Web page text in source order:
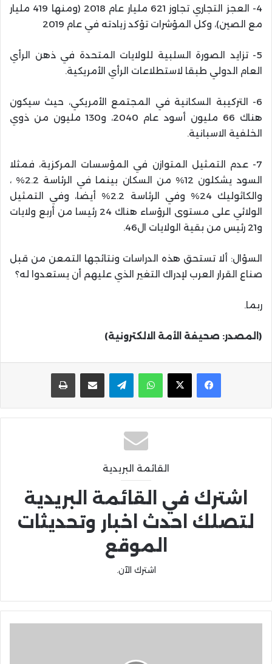
4- العجز التجاري تجاوز 621 مليار عام 2018 (ومنها 419 مليار
مع الصين)، وكل المؤشرات تؤكد زيادته في عام 2019
5- تزايد الصورة السلبية للولايات المتحدة في ذهن الرأي
العام الدولي طبقا لاستطلاعات الرأي الأمريكية.
6- التركيبة السكانية في المجتمع الأمريكي، حيث سيكون
هناك 66 مليون أسود عام 2040، و130 مليون من ذوي
الخلفية الاسبانية.
7- عدم التمثيل المتوازن في المؤسسات المركزية، فمثلا
السود يشكلون 12% من السكان بينما في الرئاسة 2.2% ،
والكاثوليك 24% وفي الرئاسة 2.2% أيضا، وفي التمثيل
الولائي على مستوى الرؤساء هناك 24 رئيسا من أربع ولايات
و21 رئيس من بقية الولايات ال46.
السؤال: ألا تستحق هذه الدراسات ونتائجها التمعن من قبل
صناع القرار العرب لإدراك التغير الذي عليهم أن يستعدوا له؟
ربما.
(المصدر: صحيفة الأمة الالكترونية)
واتساب تيلقرام مشاركة عبر البريد
القائمة البريدية
اشترك في القائمة البريدية
لتصلك احدث اخبار وتحديثات
الموقع
اشترك الآن.